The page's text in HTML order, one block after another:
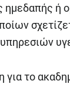
ημεδαπής ή
το